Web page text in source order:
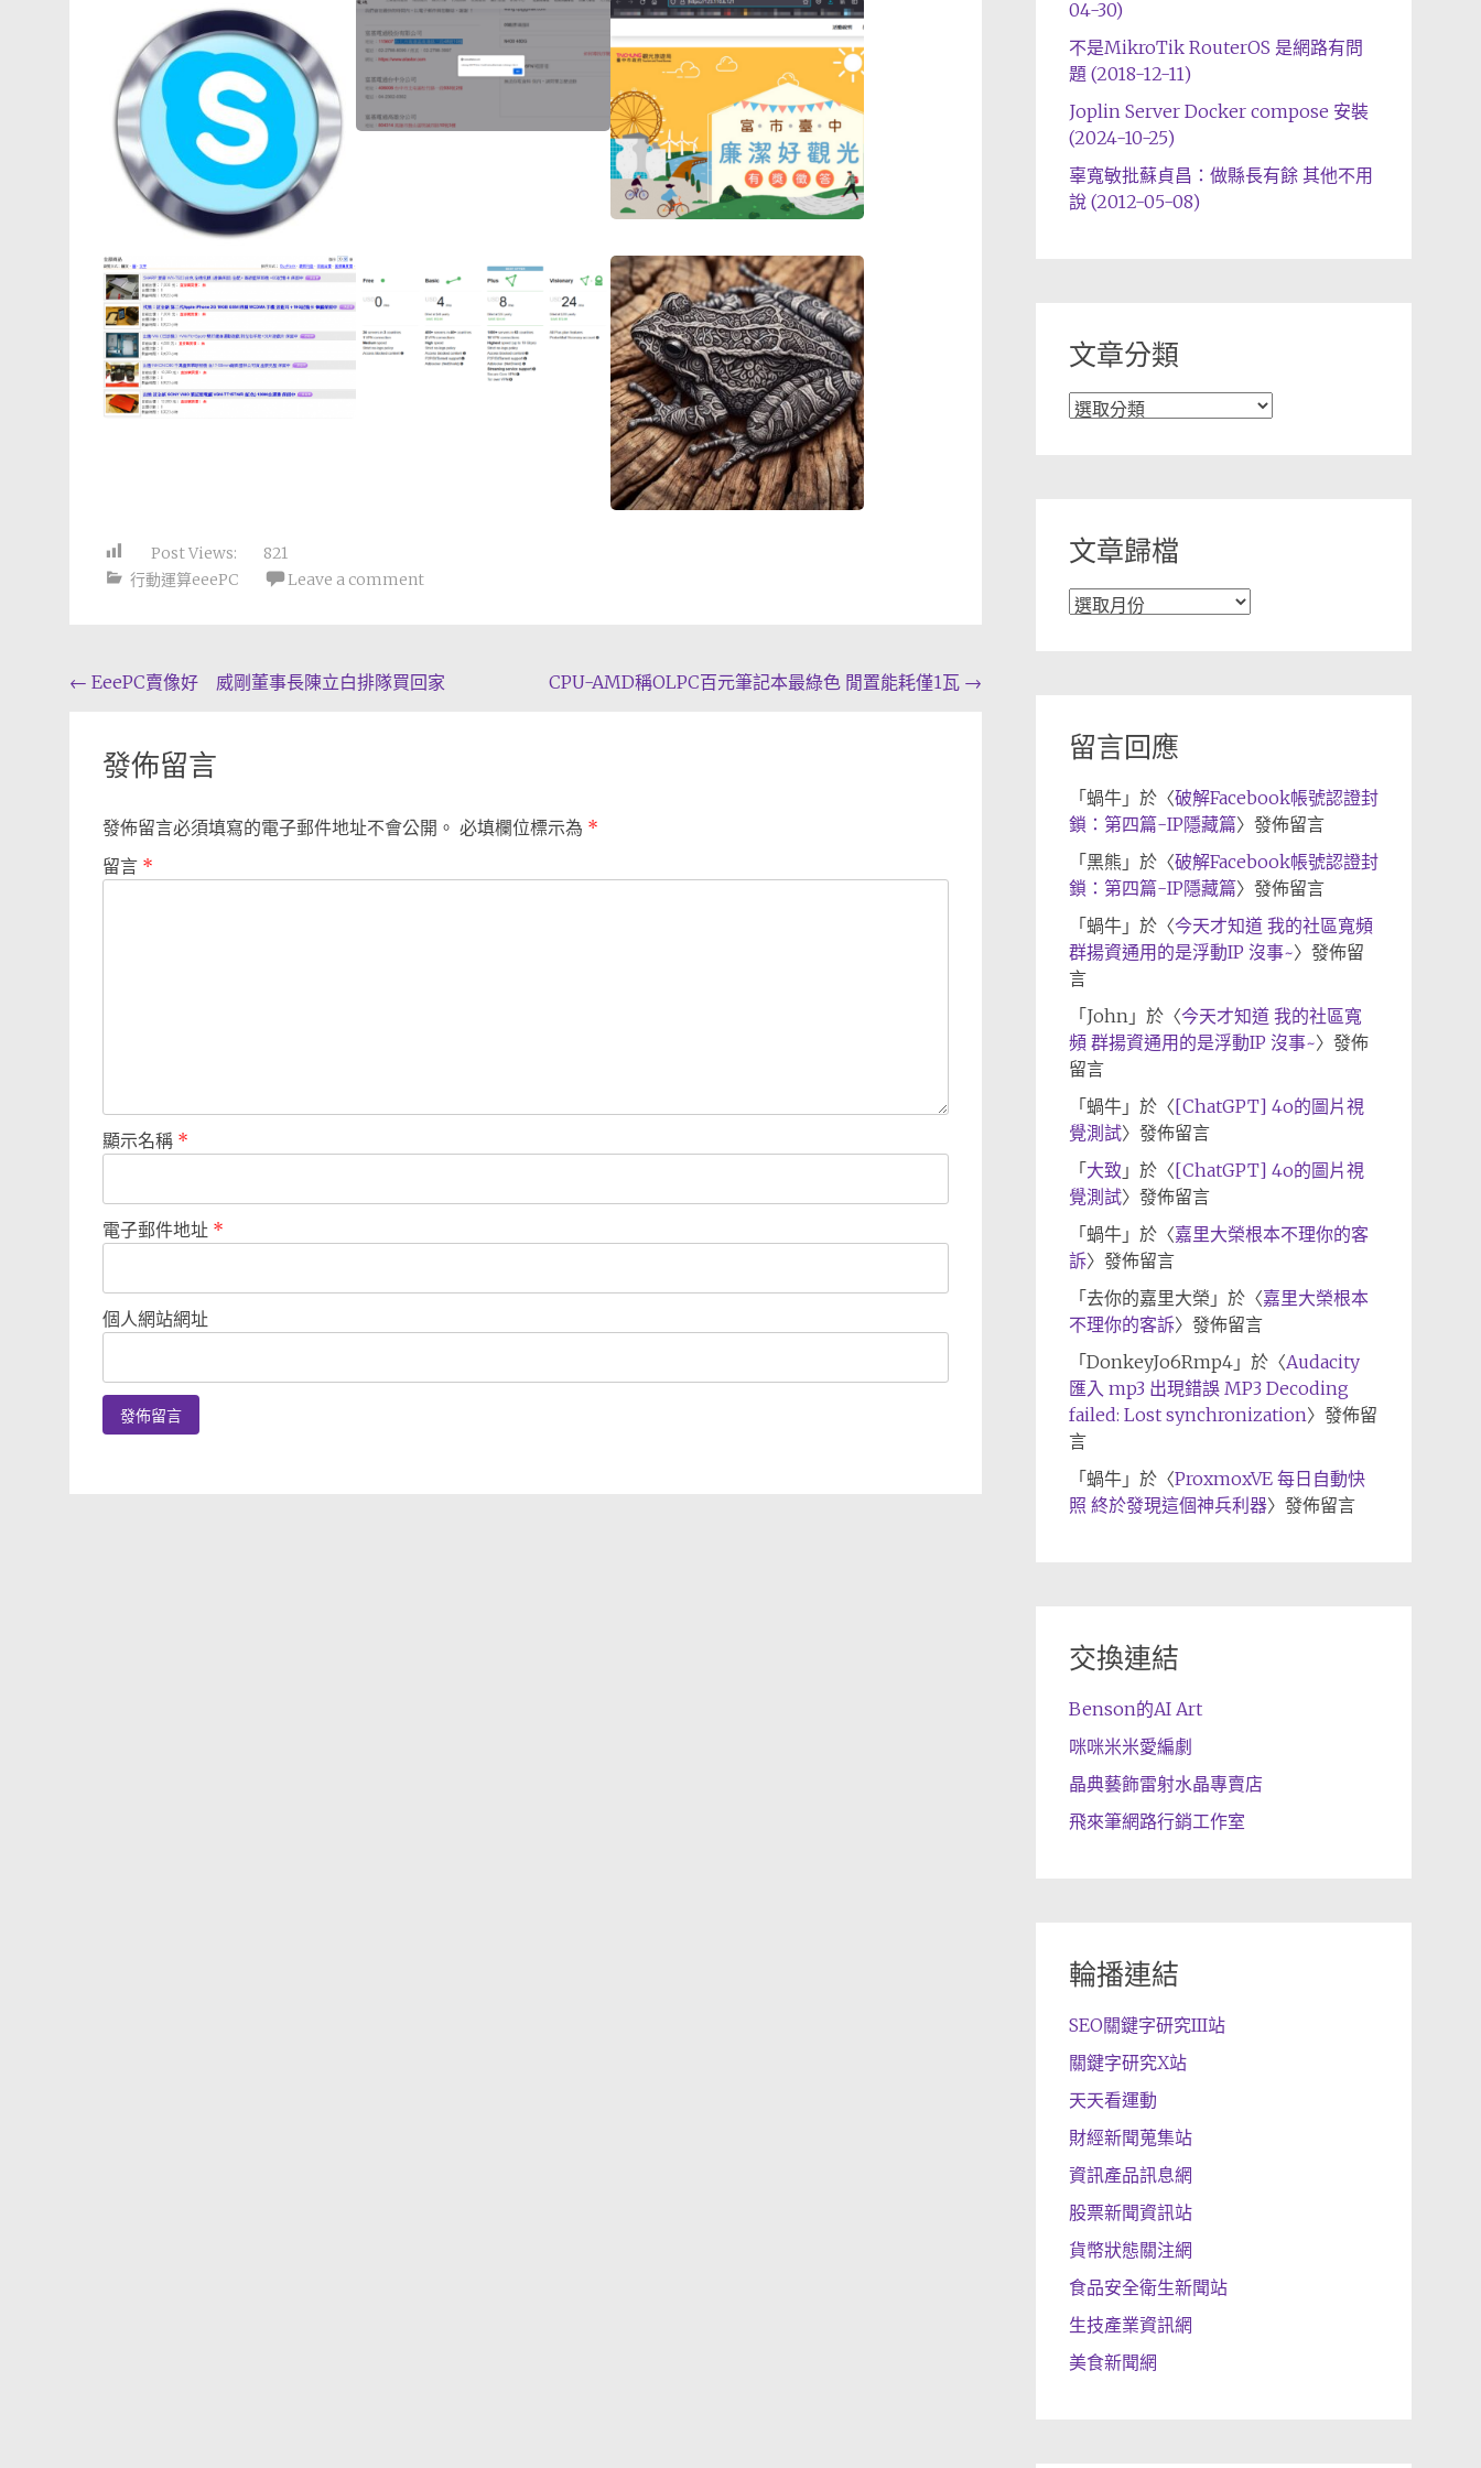
Post Views:
821
行動運算eeePC
Leave a comment
Post
← EeePC賣像好 威剛董事長陳立白排隊買回家 CPU-AMD稱OLPC百元筆記本最綠色 閒置能耗僅1瓦 →
發佈留言
發佈留言必須填寫的電子郵件地址不會公開。 必填欄位標示為 *
留言 *
顯示名稱 *
電子郵件地址 *
個人網站網址
04-30)
不是MikroTik RouterOS 是網路有問
題 (2018-12-11)
Joplin Server Docker compose 安裝
(2024-10-25)
辜寬敏批蘇貞昌：做縣長有餘 其他不用
說 (2012-05-08)
文章分類
文
文章歸檔
文
留言回應
「 蝸牛」於〈破解Facebook帳號認證封
鎖：第四篇-IP隱藏篇〉發佈留言
「 黑熊 」於〈破解Facebook帳號認證封
鎖：第四篇-IP隱藏篇〉發佈留言
「 蝸牛」於〈今天才知道 我的社區寬頻
群揚資通用的是浮動IP 沒事~〉發佈留
言
「 John」於〈今天才知道 我的社區寬
頻 群揚資通用的是浮動IP 沒事~〉發佈
留言
「 蝸牛」於〈[ChatGPT] 4o的圖片視
覺測試〉發佈留言
「 大致 」於〈[ChatGPT] 4o的圖片視
覺測試〉發佈留言
「 蝸牛」於〈嘉里大榮根本不理你的客
訴〉發佈留言
「 去你的嘉里大榮 」於〈嘉里大榮根本
不理你的客訴〉發佈留言
「 DonkeyJo6Rmp4」於〈Audacity
匯入 mp3 出現錯誤 MP3 Decoding
failed: Lost synchronization〉發佈留
言
「 蝸牛」於〈ProxmoxVE 每日自動快
照 終於發現這個神兵利器〉發佈留言
交換連結
Benson的AI Art
咪咪米米愛編劇
晶典藝飾雷射水晶專賣店
飛來筆網路行銷工作室
輪播連結
SEO關鍵字研究III站
關鍵字研究X站
天天看運動
財經新聞蒐集站
資訊產品訊息網
股票新聞資訊站
貨幣狀態關注網
食品安全衛生新聞站
生技產業資訊網
美食新聞網